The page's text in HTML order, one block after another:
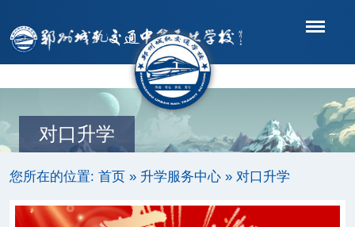
对口升学
您所在的位置: 首页» 升学服务中心» 对口升学